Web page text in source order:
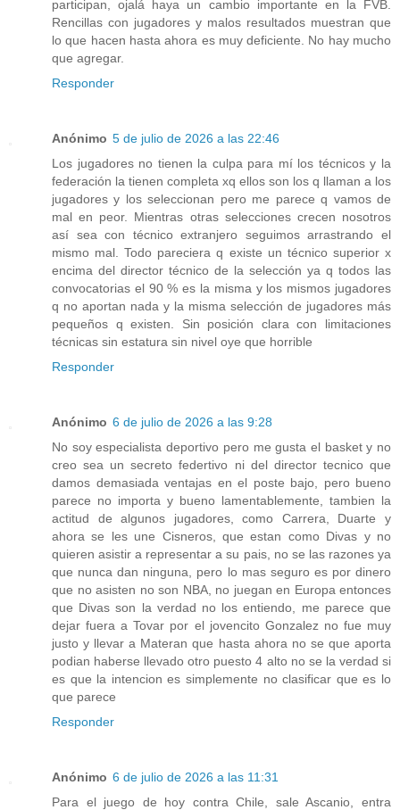
participan, ojalá haya un cambio importante en la FVB.
Rencillas con jugadores y malos resultados muestran que
lo que hacen hasta ahora es muy deficiente. No hay mucho
que agregar.
Responder
Anónimo 5 de julio de 2026 a las 22:46
Los jugadores no tienen la culpa para mí los técnicos y la
federación la tienen completa xq ellos son los q llaman a los
jugadores y los seleccionan pero me parece q vamos de
mal en peor. Mientras otras selecciones crecen nosotros
así sea con técnico extranjero seguimos arrastrando el
mismo mal. Todo pareciera q existe un técnico superior x
encima del director técnico de la selección ya q todos las
convocatorias el 90 % es la misma y los mismos jugadores
q no aportan nada y la misma selección de jugadores más
pequeños q existen. Sin posición clara con limitaciones
técnicas sin estatura sin nivel oye que horrible
Responder
Anónimo 6 de julio de 2026 a las 9:28
No soy especialista deportivo pero me gusta el basket y no
creo sea un secreto federtivo ni del director tecnico que
damos demasiada ventajas en el poste bajo, pero bueno
parece no importa y bueno lamentablemente, tambien la
actitud de algunos jugadores, como Carrera, Duarte y
ahora se les une Cisneros, que estan como Divas y no
quieren asistir a representar a su pais, no se las razones ya
que nunca dan ninguna, pero lo mas seguro es por dinero
que no asisten no son NBA, no juegan en Europa entonces
que Divas son la verdad no los entiendo, me parece que
dejar fuera a Tovar por el jovencito Gonzalez no fue muy
justo y llevar a Materan que hasta ahora no se que aporta
podian haberse llevado otro puesto 4 alto no se la verdad si
es que la intencion es simplemente no clasificar que es lo
que parece
Responder
Anónimo 6 de julio de 2026 a las 11:31
Para el juego de hoy contra Chile, sale Ascanio, entra